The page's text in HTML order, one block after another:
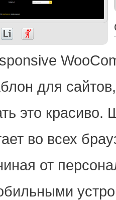
для
это
во всех
от